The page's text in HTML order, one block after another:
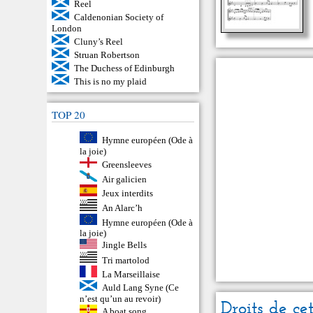
Reel
Caldenonian Society of
London
Cluny’s Reel
Struan Robertson
The Duchess of Edinburgh
This is no my plaid
TOP 20
Hymne européen (Ode à
la joie)
Greensleeves
Air galicien
Jeux interdits
An Alarc’h
Hymne européen (Ode à
la joie)
Jingle Bells
Tri martolod
La Marseillaise
Auld Lang Syne (Ce
n’est qu’un au revoir)
Droits de